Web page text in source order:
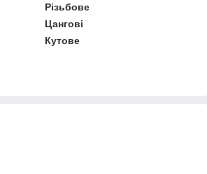
Різьбове
Цангові
Кутове